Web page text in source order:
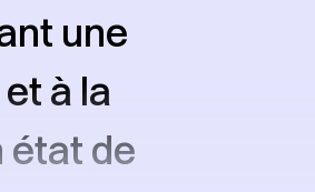
une
à la
état de